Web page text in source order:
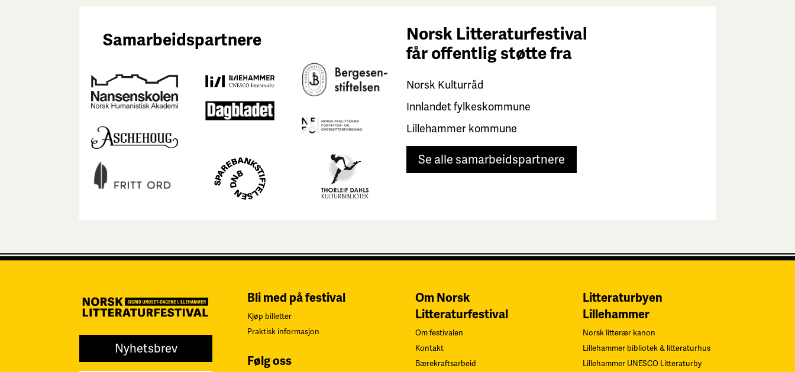
Samarbeidspartnere
Norsk Litteraturfestival
får offentlig støtte fra
Norsk Kulturråd
Innlandet fylkeskommune
Lillehammer kommune
Se alle samarbeidspartnere
Nyhetsbrev
Bli med på festival
Kjøp billetter
Praktisk informasjon
Følg oss
Om Norsk
Litteraturfestival
Om festivalen
Kontakt
Bærekraftsarbeid
Litteraturbyen
Lillehammer
Norsk litterær kanon
Lillehammer bibliotek & litteraturhus
Lillehammer UNESCO Litteraturby